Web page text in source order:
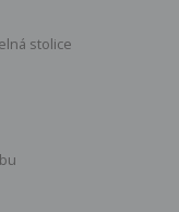
stolice